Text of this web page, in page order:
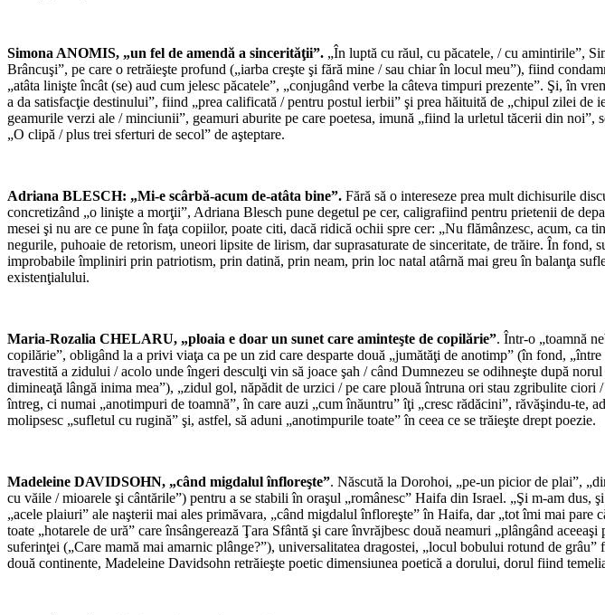
Simona ANOMIS, „un fel de amendă a sincerităţii”. „În luptă cu răul, cu păcatele, / cu amintirile”,
Brâncuşi”, pe care o retrăieşte profund („iarba creşte şi fără mine / sau chiar în locul meu”), fiind
„atâta linişte încât (se) aud cum jelesc păcatele”, „conjugând verbe la câteva timpuri prezente”. Şi, în
a da satisfacţie destinului”, fiind „prea calificată / pentru postul ierbii” şi prea hăituită de „chipul zilei
geamurile verzi ale / minciunii”, geamuri aburite pe care poetesa, imună „fiind la urletul tăcerii din
„O clipă / plus trei sferturi de secol” de aşteptare.
Adriana BLESCH: „Mi-e scârbă-acum de-atâta bine”. Fără să o intereseze prea mult dichisurile
concretizând „o linişte a morţii”, Adriana Blesch pune degetul pe cer, caligrafiind pentru prietenii de
mesei şi nu are ce pune în faţa copiilor, poate citi, dacă ridică ochii spre cer: „Nu flămânzesc, acum,
negurile, puhoaie de retorism, uneori lipsite de lirism, dar suprasaturate de sinceritate, de trăire. În fond,
improbabile împliniri prin patriotism, prin datină, prin neam, prin loc natal atârnă mai greu în balanţa
existenţialului.
Maria-Rozalia CHELARU, „ploaia e doar un sunet care aminteşte de copilărie”. Într-o „toamnă
copilărie”, obligând la a privi viaţa ca pe un zid care desparte două „jumătăţi de anotimp” (în fond,
travestită a zidului / acolo unde îngeri desculţi vin să joace şah / când Dumnezeu se odihneşte după
dimineaţă lângă inima mea”), „zidul gol, năpădit de urzici / pe care plouă întruna ori stau zgribulite
întreg, ci numai „anotimpuri de toamnă”, în care auzi „cum înăuntru” îţi „cresc rădăcini”, răvăşindu-te,
molipsesc „sufletul cu rugină” şi, astfel, să aduni „anotimpurile toate” în ceea ce se trăieşte drept poezie.
Madeleine DAVIDSOHN, „când migdalul înfloreşte”. Născută la Dorohoi, „pe-un picior de plai”,
cu văile / mioarele şi cântările”) pentru a se stabili în oraşul „românesc” Haifa din Israel. „Şi m-am dus,
„acele plaiuri” ale naşterii mai ales primăvara, „când migdalul înfloreşte” în Haifa, dar „tot îmi mai
toate „hotarele de ură” care însângerează Ţara Sfântă şi care învrăjbesc două neamuri „plângând
suferinţei („Care mamă mai amarnic plânge?”), universalitatea dragostei, „locul bobului rotund de
două continente, Madeleine Davidsohn retrăieşte poetic dimensiunea poetică a dorului, dorul fiind